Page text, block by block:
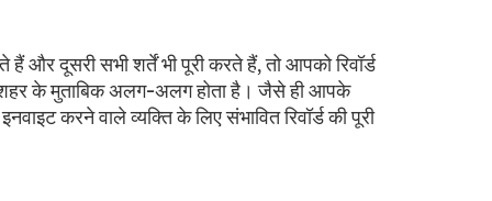
दूसरी सभी शर्तें भी पूरी करते हैं, तो आपको रिवॉर्ड
शहर के मुताबिक अलग-अलग होता है। जैसे ही आपके
करने वाले व्यक्ति के लिए संभावित रिवॉर्ड की पूरी